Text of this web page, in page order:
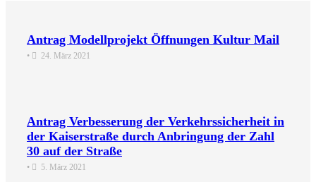
Antrag Modellprojekt Öffnungen Kultur Mail
• 24. März 2021
Antrag Verbesserung der Verkehrssicherheit in
der Kaiserstraße durch Anbringung der Zahl
30 auf der Straße
• 5. März 2021